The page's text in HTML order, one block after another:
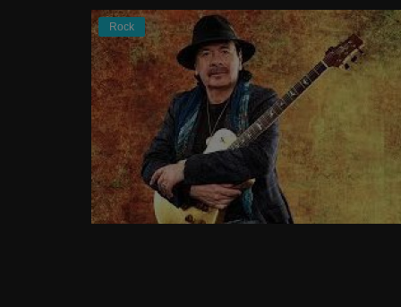
Música Latina
Música Urbana
Rock